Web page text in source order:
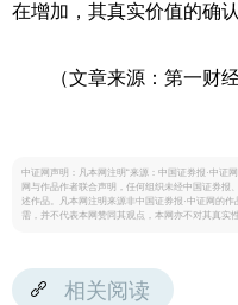
在增加，其真实价值的确
（文章来源：第一财经
中证网声明：凡本网注明“来源：中国证券报·中证
网与作品作者联合声明，任何组织未经中国证券报
述作品。凡本网注明来源非中国证券报·中证网的
需，并不代表本网赞同其观点，本网亦不对其真实
相关阅读